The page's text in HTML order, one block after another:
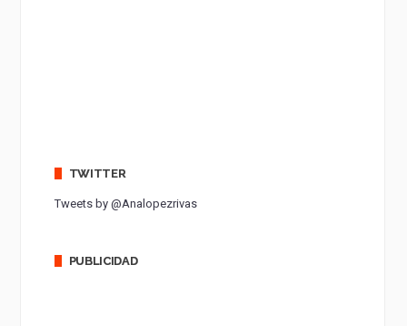
TWITTER
Tweets by @Analopezrivas
PUBLICIDAD